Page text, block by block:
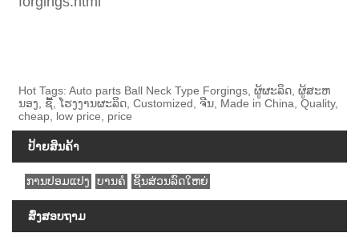
Hot Tags: Auto parts Ball Neck Type Forgings, ຜູ້ຜະລິດ, ຜູ້ສະຫ
ນອງ, ຊື້, ໂຮງງານຜະລິດ, Customized, ຈີນ, Made in China, Quality,
cheap, low price, price
ປ້າຍສິນຄ້າ
ການປອມແປງ ບານຄໍ ຊິ້ນສ່ວນລົດໃຫຍ່
ສົ່ງສອບຖາມ